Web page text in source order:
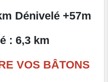
Dénivelé +57m
: 6,3 km
VOS BÂTONS